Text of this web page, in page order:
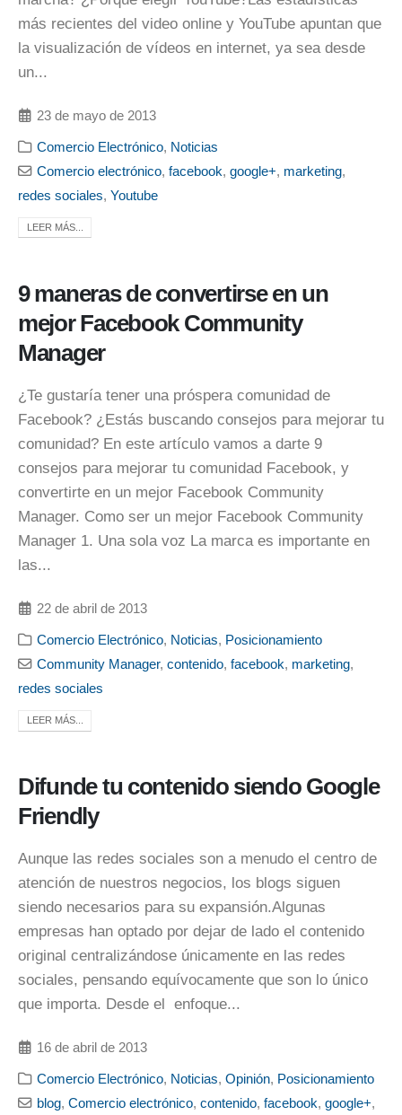
más recientes del video online y YouTube apuntan que
la visualización de vídeos en internet, ya sea desde
un...
23 de mayo de 2013
Comercio Electrónico, Noticias
Comercio electrónico,facebook,google+, marketing,
redes sociales, Youtube
LEER MÁS...
9 maneras de convertirse en un
mejor Facebook Community
Manager
¿Te gustaría tener una próspera comunidad de
Facebook? ¿Estás buscando consejos para mejorar tu
comunidad? En este artículo vamos a darte 9
consejos para mejorar tu comunidad Facebook, y
convertirte en un mejor Facebook Community
Manager. Como ser un mejor Facebook Community
Manager 1. Una sola voz La marca es importante en
las...
22 de abril de 2013
Comercio Electrónico, Noticias, Posicionamiento
Community Manager,contenido,facebook, marketing,
redes sociales
LEER MÁS...
Difunde tu contenido siendo Google
Friendly
Aunque las redes sociales son a menudo el centro de
atención de nuestros negocios, los blogs siguen
siendo necesarios para su expansión.Algunas
empresas han optado por dejar de lado el contenido
original centralizándose únicamente en las redes
sociales, pensando equívocamente que son lo único
que importa. Desde el enfoque...
16 de abril de 2013
Comercio Electrónico, Noticias,Opinión, Posicionamiento
blog,Comercio electrónico,contenido,facebook,google+,